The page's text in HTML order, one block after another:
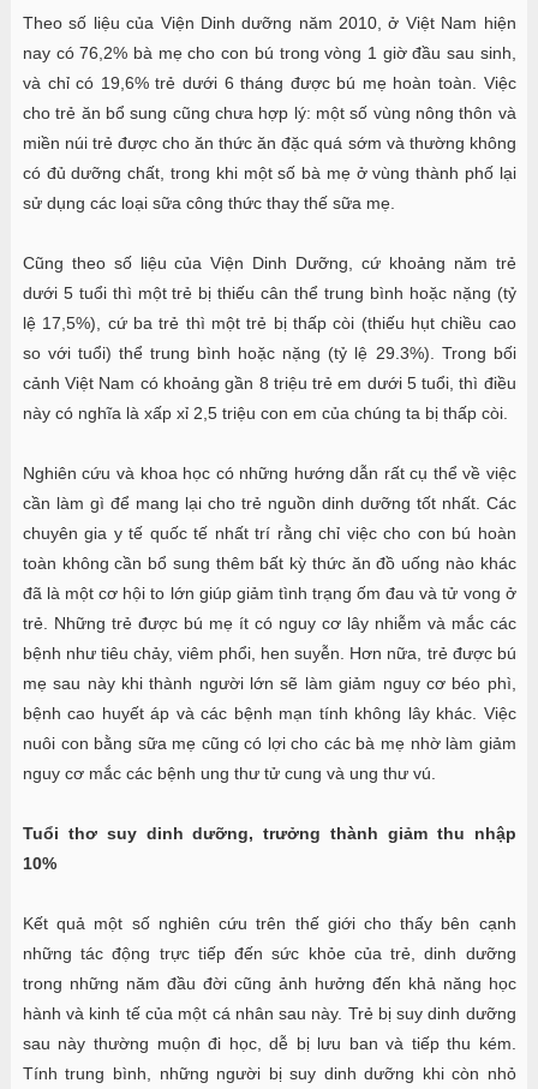
Theo số liệu của Viện Dinh dưỡng năm 2010, ở Việt Nam hiện
nay có 76,2% bà mẹ cho con bú trong vòng 1 giờ đầu sau sinh,
và chỉ có 19,6% trẻ dưới 6 tháng được bú mẹ hoàn toàn. Việc
cho trẻ ăn bổ sung cũng chưa hợp lý: một số vùng nông thôn và
miền núi trẻ được cho ăn thức ăn đặc quá sớm và thường không
có đủ dưỡng chất, trong khi một số bà mẹ ở vùng thành phố lại
sử dụng các loại sữa công thức thay thế sữa mẹ.
Cũng theo số liệu của Viện Dinh Dưỡng, cứ khoảng năm trẻ
dưới 5 tuổi thì một trẻ bị thiếu cân thể trung bình hoặc nặng (tỷ
lệ 17,5%), cứ ba trẻ thì một trẻ bị thấp còi (thiếu hụt chiều cao
so với tuổi) thể trung bình hoặc nặng (tỷ lệ 29.3%). Trong bối
cảnh Việt Nam có khoảng gần 8 triệu trẻ em dưới 5 tuổi, thì điều
này có nghĩa là xấp xỉ 2,5 triệu con em của chúng ta bị thấp còi.
Nghiên cứu và khoa học có những hướng dẫn rất cụ thể về việc
cần làm gì để mang lại cho trẻ nguồn dinh dưỡng tốt nhất. Các
chuyên gia y tế quốc tế nhất trí rằng chỉ việc cho con bú hoàn
toàn không cần bổ sung thêm bất kỳ thức ăn đồ uống nào khác
đã là một cơ hội to lớn giúp giảm tình trạng ốm đau và tử vong ở
trẻ. Những trẻ được bú mẹ ít có nguy cơ lây nhiễm và mắc các
bệnh như tiêu chảy, viêm phổi, hen suyễn. Hơn nữa, trẻ được bú
mẹ sau này khi thành người lớn sẽ làm giảm nguy cơ béo phì,
bệnh cao huyết áp và các bệnh mạn tính không lây khác. Việc
nuôi con bằng sữa mẹ cũng có lợi cho các bà mẹ nhờ làm giảm
nguy cơ mắc các bệnh ung thư tử cung và ung thư vú.
Tuổi thơ suy dinh dưỡng, trưởng thành giảm thu nhập
10%
Kết quả một số nghiên cứu trên thế giới cho thấy bên cạnh
những tác động trực tiếp đến sức khỏe của trẻ, dinh dưỡng
trong những năm đầu đời cũng ảnh hưởng đến khả năng học
hành và kinh tế của một cá nhân sau này. Trẻ bị suy dinh dưỡng
sau này thường muộn đi học, dễ bị lưu ban và tiếp thu kém.
Tính trung bình, những người bị suy dinh dưỡng khi còn nhỏ